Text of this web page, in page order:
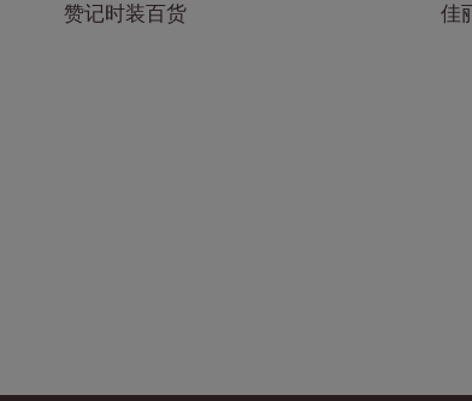
赞记时装百货 佳